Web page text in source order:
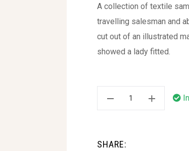
A collection of textile
travelling salesman and
cut out of an illustrated
showed a lady fitted.
SHARE: